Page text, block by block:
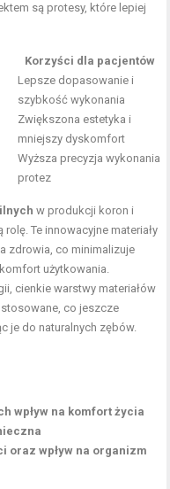
są protesy, które lepiej
Korzyści dla pacjentów
Lepsze dopasowanie i
szybkość wykonania
Zwiększona estetyka i
mniejszy dyskomfort
Wyższa precyzja wykonania
protez
w produkcji koron i
Te innowacyjne materiały
zdrowia, co minimalizuje
użytkowania.
cienkie warstwy materiałów
co jeszcze
je do naturalnych zębów.
wpływ na komfort życia
oraz wpływ na organizm